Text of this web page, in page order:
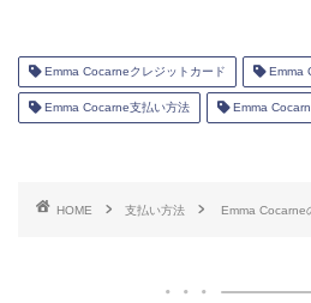
Emma Cocarneクレジットカード Emma
Emma Cocarne支払い方法 Emma
HOME 支払い方法 Emma Cocarne